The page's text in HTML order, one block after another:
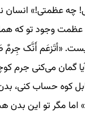
عظمتی!» انسان
عظمت وجود تو که
«أتَزعَم أَنَّک جِرمٌ
آیا گمان می‌کنی جرم
کوه حساب کنی،
اما مگر تو این